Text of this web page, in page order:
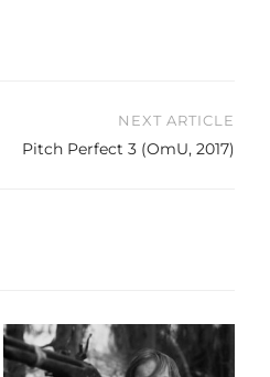
NEXT ARTICLE
Pitch Perfect 3 (OmU, 2017)